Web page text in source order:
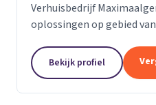
Verhuisbedrijf
oplossingen op gebied
zakelijke en particuliere
verhuisbedrijf...
Bekijk profiel